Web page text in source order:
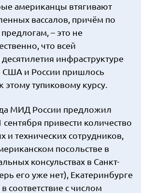
американцы втягивают
вассалов, причём по
– это не
что всей
инфраструктуре
США и России пришлось
этому тупиковому курсу.
МИД России предложил
привести количество
и технических сотрудников,
посольстве в
консульствах в Санкт-
его уже нет), Екатеринбурге
соответствие с числом